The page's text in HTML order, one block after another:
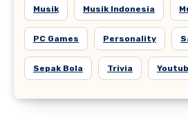
Musik Musik Indonesia
PC Games Personality
Sepak Bola Trivia